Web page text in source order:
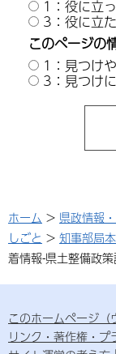
1：役に立
3：役に立
このページの
1：見つけ
3：見つけ
ホーム > 県政情報
しごと > 知事部局
着情報-県土整備政
このホームページ
リンク・著作権・